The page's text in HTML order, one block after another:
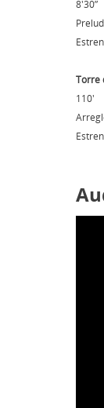
8'30”
Torre
110'